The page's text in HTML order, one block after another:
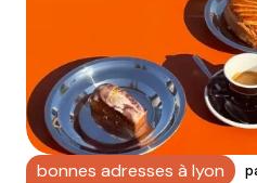
bonnes adresses à lyon